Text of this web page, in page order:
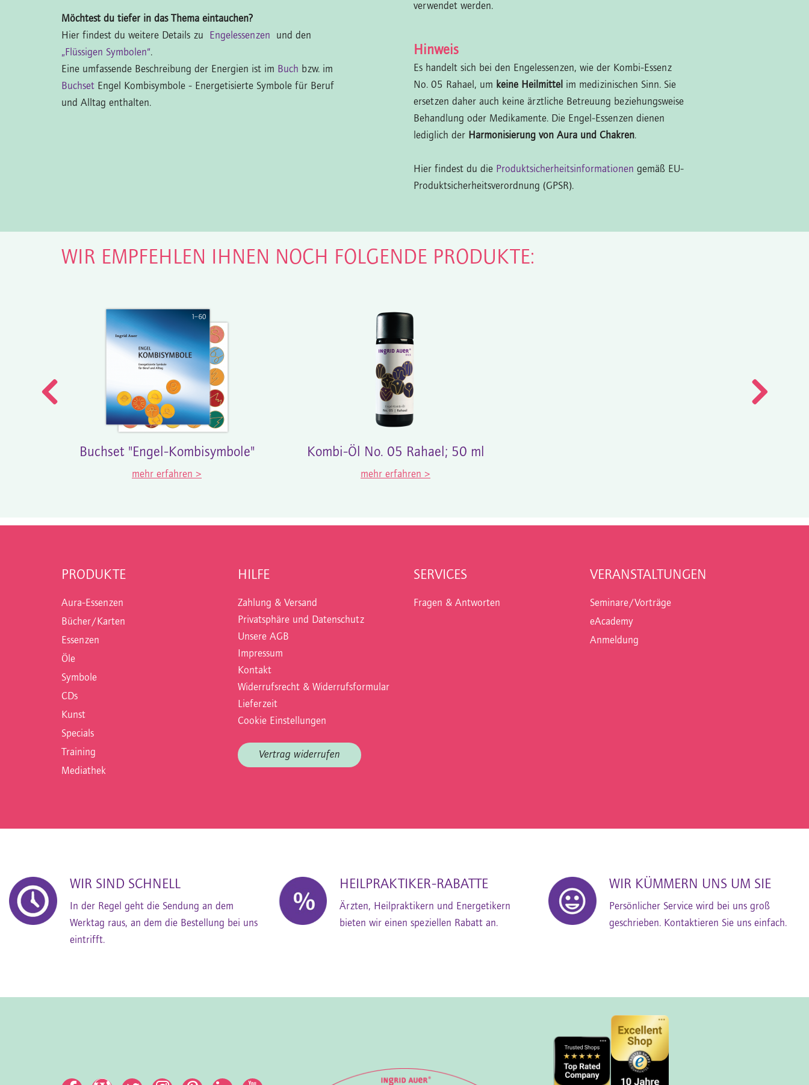
Möchtest du tiefer in das Thema eintauchen?
Hier findest du weitere Details zu Engelessenzen und den
„Flüssigen Symbolen“.
Eine umfassende Beschreibung der Energien ist im Buch bzw. im
Buchset Engel Kombisymbole - Energetisierte Symbole für Beruf
und Alltag enthalten.
verwendet werden.
Hinweis
Es handelt sich bei den Engelessenzen, wie der Kombi-Essenz
No. 05 Rahael, um keine Heilmittel im medizinischen Sinn. Sie
ersetzen daher auch keine ärztliche Betreuung beziehungsweise
Behandlung oder Medikamente. Die Engel-Essenzen dienen
lediglich der Harmonisierung von Aura und Chakren.
Hier findest du die Produktsicherheitsinformationen gemäß EU-
Produktsicherheitsverordnung (GPSR).
WIR EMPFEHLEN IHNEN NOCH FOLGENDE PRODUKTE:
Buchset "Engel-Kombisymbole"
mehr erfahren >
Kombi-Öl No. 05 Rahael; 50 ml
mehr erfahren >
PRODUKTE
Aura-Essenzen
Bücher/Karten
Essenzen
Öle
Symbole
CDs
Kunst
Specials
Training
Mediathek
HILFE
Zahlung & Versand
Privatsphäre und Datenschutz
Unsere AGB
Impressum
Kontakt
Widerrufsrecht & Widerrufsformular
Lieferzeit
Cookie Einstellungen
Vertrag widerrufen
SERVICES
Fragen & Antworten
VERANSTALTUNGEN
Seminare/Vorträge
eAcademy
Anmeldung
WIR SIND SCHNELL
In der Regel geht die Sendung an dem
Werktag raus, an dem die Bestellung bei uns
eintrifft.
HEILPRAKTIKER-RABATTE
Ärzten, Heilpraktikern und Energetikern
bieten wir einen speziellen Rabatt an.
WIR KÜMMERN UNS UM SIE
Persönlicher Service wird bei uns groß
geschrieben. Kontaktieren Sie uns einfach.